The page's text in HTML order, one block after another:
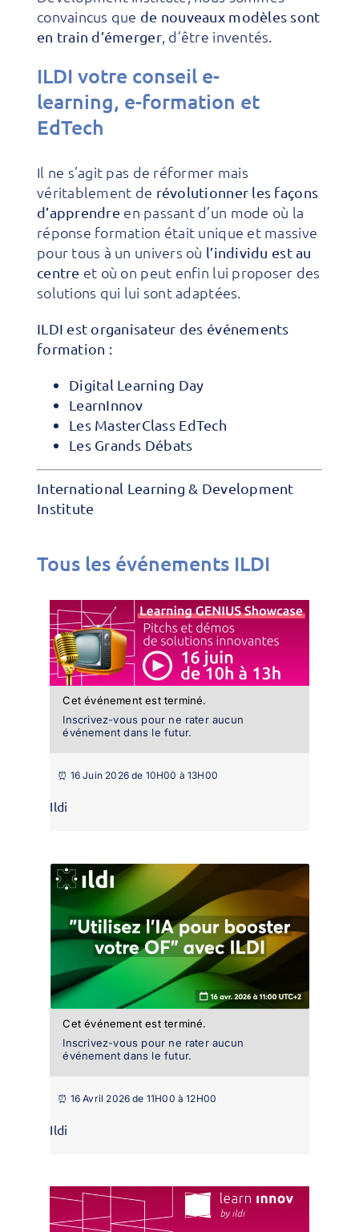
convaincus que de nouveaux modèles sont
en train d’émerger, d’être inventés.
ILDI votre conseil e-
learning, e-formation et
EdTech
Il ne s’agit pas de réformer mais
véritablement de révolutionner les façons
d’apprendre en passant d’un mode où la
réponse formation était unique et massive
pour tous à un univers où l’individu est au
centre et où on peut enfin lui proposer des
solutions qui lui sont adaptées.
ILDI est organisateur des événements
formation :
Digital Learning Day
LearnInnov
Les MasterClass EdTech
Les Grands Débats
International Learning & Development
Institute
Tous les événements ILDI
Cet événement est terminé.
Inscrivez-vous pour ne rater aucun
événement dans le futur.
⏰ 16 Juin 2026 de 10H00 à 13H00
Ildi
Cet événement est terminé.
Inscrivez-vous pour ne rater aucun
événement dans le futur.
⏰ 16 Avril 2026 de 11H00 à 12H00
Ildi